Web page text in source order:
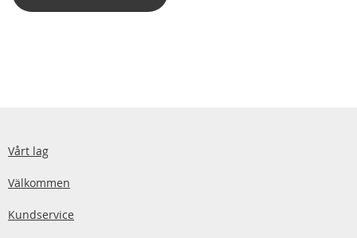
Vårt lag
Välkommen
Kundservice